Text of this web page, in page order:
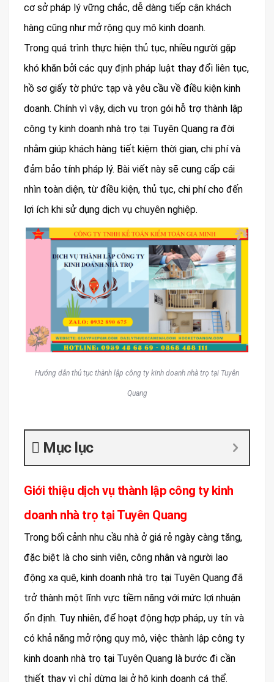
cơ sở pháp lý vững chắc, dễ dàng tiếp cận khách
hàng cũng như mở rộng quy mô kinh doanh.
Trong quá trình thực hiện thủ tục, nhiều người gặp
khó khăn bởi các quy định pháp luật thay đổi liên tục,
hồ sơ giấy tờ phức tạp và yêu cầu về điều kiện kinh
doanh. Chính vì vậy, dịch vụ trọn gói hỗ trợ thành lập
công ty kinh doanh nhà trọ tại Tuyên Quang ra đời
nhằm giúp khách hàng tiết kiệm thời gian, chi phí và
đảm bảo tính pháp lý. Bài viết này sẽ cung cấp cái
nhìn toàn diện, từ điều kiện, thủ tục, chi phí cho đến
lợi ích khi sử dụng dịch vụ chuyên nghiệp.
Hướng dẫn thủ tục thành lập công ty kinh doanh nhà trọ tại Tuyên
Quang
Mục lục
Giới thiệu dịch vụ thành lập công ty kinh
doanh nhà trọ tại Tuyên Quang
Trong bối cảnh nhu cầu nhà ở giá rẻ ngày càng tăng,
đặc biệt là cho sinh viên, công nhân và người lao
động xa quê, kinh doanh nhà trọ tại Tuyên Quang đã
trở thành một lĩnh vực tiềm năng với mức lợi nhuận
ổn định. Tuy nhiên, để hoạt động hợp pháp, uy tín và
có khả năng mở rộng quy mô, việc thành lập công ty
kinh doanh nhà trọ tại Tuyên Quang là bước đi cần
thiết thay vì chỉ dừng lại ở hộ kinh doanh cá thể.